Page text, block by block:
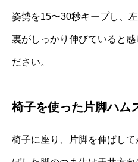
姿勢を15〜30秒キープし、
裏がしっかり伸びていると
ださい。
椅子を使った片脚ハム
椅子に座り、片脚を伸ばし